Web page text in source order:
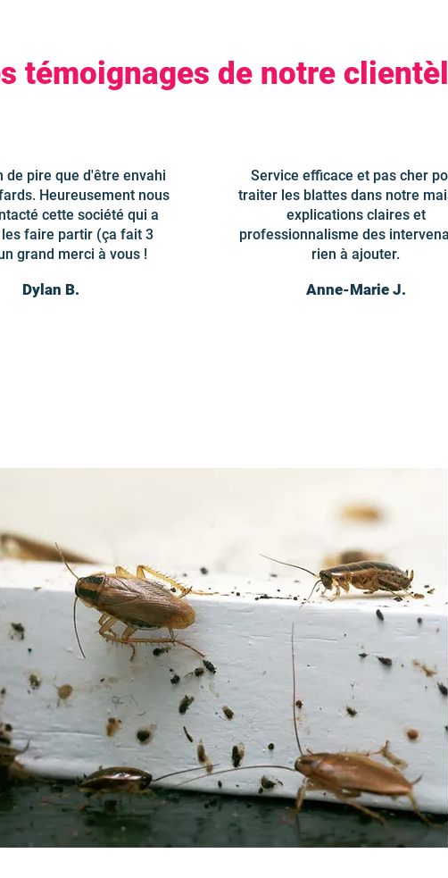
témoignages de notre
de pire que d'être envahi
Heureusement nous
cette société qui a
faire partir (ça fait 3
grand merci à vous !
Dylan B.
Service efficace et pas cher
traiter les blattes dans notre
explications claires et
professionnalisme des
rien à ajouter.
Anne-Marie J.